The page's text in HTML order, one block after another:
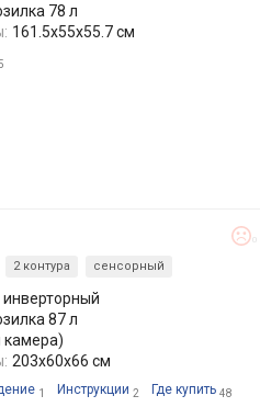
78 л
161.5x55x55.7 см
2 контура сенсорный
87 л
камера)
203x60x66 см
1 Инструкции 2 Где купить 48